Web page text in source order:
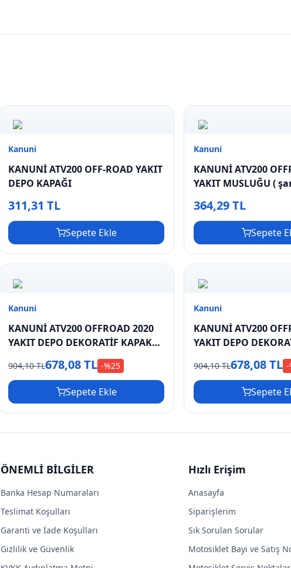
Kanuni
KANUNİ ATV200 OFF-ROAD YAKIT
DEPO KAPAĞI
311,31 TL
Sepete Ekle
Kanuni
KANUNİ ATV200
YAKIT MUSLUĞU (
364,29 TL
Sepete
Kanuni
KANUNİ ATV200 OFFROAD 2020
YAKIT DEPO DEKORATİF KAPAK
904,10 TL678,08 TL -%25
Sepete Ekle
Kanuni
KANUNİ ATV200
YAKIT DEPO
904,10 TL678,08 TL -
Sepete
ÖNEMLİ BİLGİLER
Banka Hesap Numaraları
Teslimat Koşulları
Garanti ve İade Koşulları
Gizlilik ve Güvenlik
Hızlı Erişim
Anasayfa
Siparişlerim
Sık Sorulan Sorular
Motosiklet Bayi ve Satış